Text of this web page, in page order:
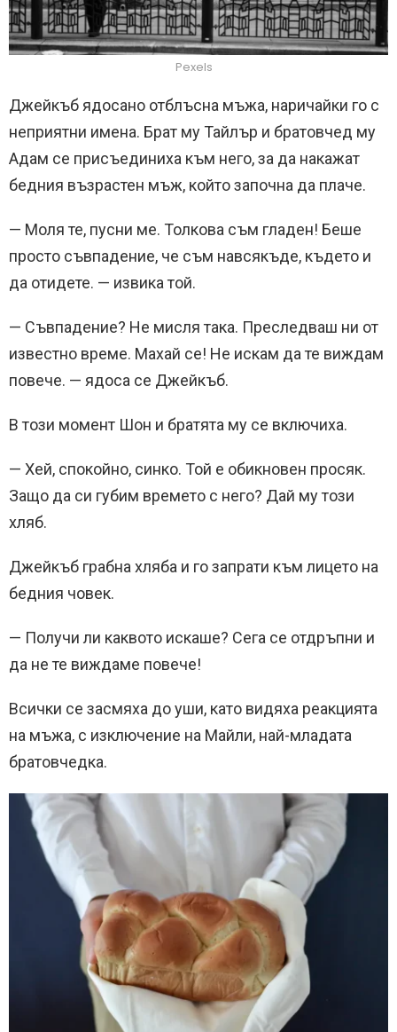
Pexels
Джейкъб ядосано отблъсна мъжа, наричайки го с
неприятни имена. Брат му Тайлър и братовчед му
Адам се присъединиха към него, за да накажат
бедния възрастен мъж, който започна да плаче.
— Моля те, пусни ме. Толкова съм гладен! Беше
просто съвпадение, че съм навсякъде, където и
да отидете. — извика той.
— Съвпадение? Не мисля така. Преследваш ни от
известно време. Махай се! Не искам да те виждам
повече. — ядоса се Джейкъб.
В този момент Шон и братята му се включиха.
— Хей, спокойно, синко. Той е обикновен просяк.
Защо да си губим времето с него? Дай му този
хляб.
Джейкъб грабна хляба и го запрати към лицето на
бедния човек.
— Получи ли каквото искаше? Сега се отдръпни и
да не те виждаме повече!
Всички се засмяха до уши, като видяха реакцията
на мъжа, с изключение на Майли, най-младата
братовчедка.